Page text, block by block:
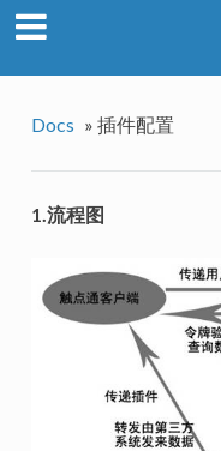
Docs » 插件配置
1.流程图